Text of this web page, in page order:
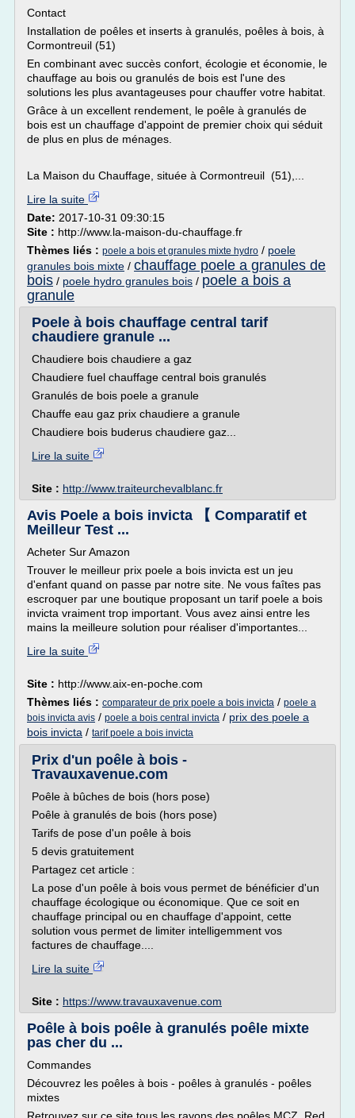
Contact
Installation de poêles et inserts à granulés, poêles à bois, à
Cormontreuil (51)
En combinant avec succès confort, écologie et économie, le
chauffage au bois ou granulés de bois est l'une des
solutions les plus avantageuses pour chauffer votre habitat.
Grâce à un excellent rendement, le poêle à granulés de
bois est un chauffage d'appoint de premier choix qui séduit
de plus en plus de ménages.
La Maison du Chauffage, située à Cormontreuil (51),...
Lire la suite
Date: 2017-10-31 09:30:15
Site : http://www.la-maison-du-chauffage.fr
Thèmes liés : poele a bois et granules mixte hydro / poele
granules bois mixte / chauffage poele a granules de
bois / poele hydro granules bois / poele a bois a
granule
Poele à bois chauffage central tarif
chaudiere granule ...
Chaudiere bois chaudiere a gaz
Chaudiere fuel chauffage central bois granulés
Granulés de bois poele a granule
Chauffe eau gaz prix chaudiere a granule
Chaudiere bois buderus chaudiere gaz...
Lire la suite
Site : http://www.traiteurchevalblanc.fr
Avis Poele a bois invicta 【 Comparatif et
Meilleur Test ...
Acheter Sur Amazon
Trouver le meilleur prix poele a bois invicta est un jeu
d'enfant quand on passe par notre site. Ne vous faîtes pas
escroquer par une boutique proposant un tarif poele a bois
invicta vraiment trop important. Vous avez ainsi entre les
mains la meilleure solution pour réaliser d'importantes...
Lire la suite
Site : http://www.aix-en-poche.com
Thèmes liés : comparateur de prix poele a bois invicta / poele a
bois invicta avis / poele a bois central invicta / prix des poele a
bois invicta / tarif poele a bois invicta
Prix d'un poêle à bois -
Travauxavenue.com
Poêle à bûches de bois (hors pose)
Poêle à granulés de bois (hors pose)
Tarifs de pose d'un poêle à bois
5 devis gratuitement
Partagez cet article :
La pose d'un poêle à bois vous permet de bénéficier d'un
chauffage écologique ou économique. Que ce soit en
chauffage principal ou en chauffage d'appoint, cette
solution vous permet de limiter intelligemment vos
factures de chauffage....
Lire la suite
Site : https://www.travauxavenue.com
Poêle à bois poêle à granulés poêle mixte
pas cher du ...
Commandes
Découvrez les poêles à bois - poêles à granulés - poêles
mixtes